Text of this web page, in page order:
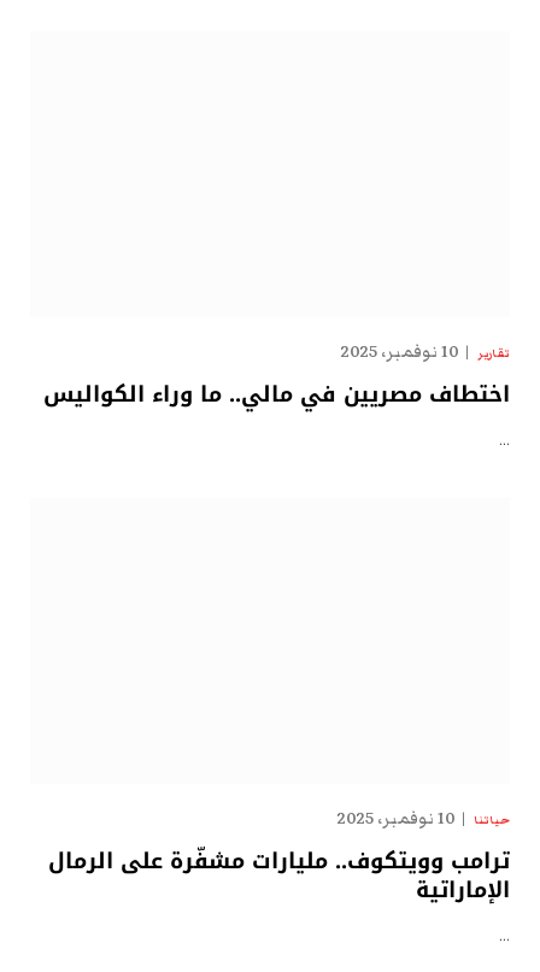
تقارير 10 نوفمبر، 2025
اختطاف مصريين في مالي.. ما وراء الكواليس
…
حياتنا 10 نوفمبر، 2025
ترامب وويتكوف.. مليارات مشفّرة على الرمال
الإماراتية
…